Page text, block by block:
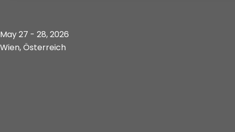
May 27 - 28, 2026
Wien, Österreich